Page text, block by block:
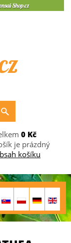
0 Kč
je prázdný
košíku